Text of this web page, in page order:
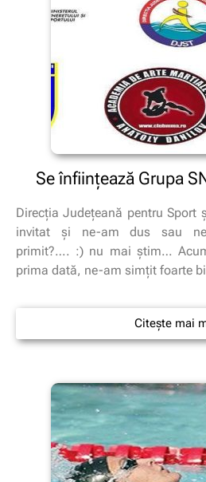
Se înfiinţează Grupa
Direcţia Judeţeană pentru Sport
invitat şi ne-am dus sau
primit?…. :) nu mai ştim…
prima dată, ne-am simţit foarte
Citește mai